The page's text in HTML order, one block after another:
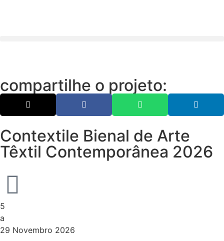
compartilhe o projeto:
Contextile Bienal de Arte
Têxtil Contemporânea 2026
5
a
29 Novembro 2026